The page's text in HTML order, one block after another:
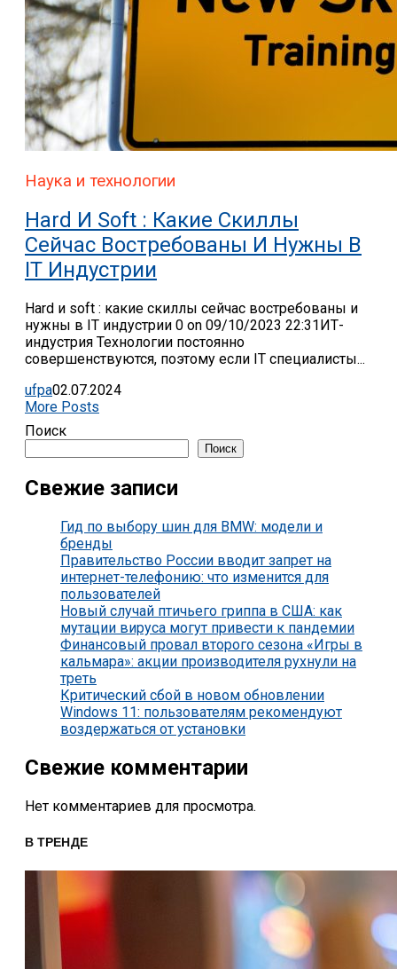
Наука и технологии
Hard И Soft : Какие Скиллы
Сейчас Востребованы И Нужны В
IT Индустрии
Hard и soft : какие скиллы сейчас востребованы и
нужны в IT индустрии 0 on 09/10/2023 22:31ИТ-
индустрия Технологии постоянно
совершенствуются, поэтому если IT специалисты...
ufpa02.07.2024
More Posts
Поиск
Поиск
Свежие записи
Гид по выбору шин для BMW: модели и
бренды
Правительство России вводит запрет на
интернет-телефонию: что изменится для
пользователей
Новый случай птичьего гриппа в США: как
мутации вируса могут привести к пандемии
Финансовый провал второго сезона «Игры в
кальмара»: акции производителя рухнули на
треть
Критический сбой в новом обновлении
Windows 11: пользователям рекомендуют
воздержаться от установки
Свежие комментарии
Нет комментариев для просмотра.
В ТРЕНДЕ